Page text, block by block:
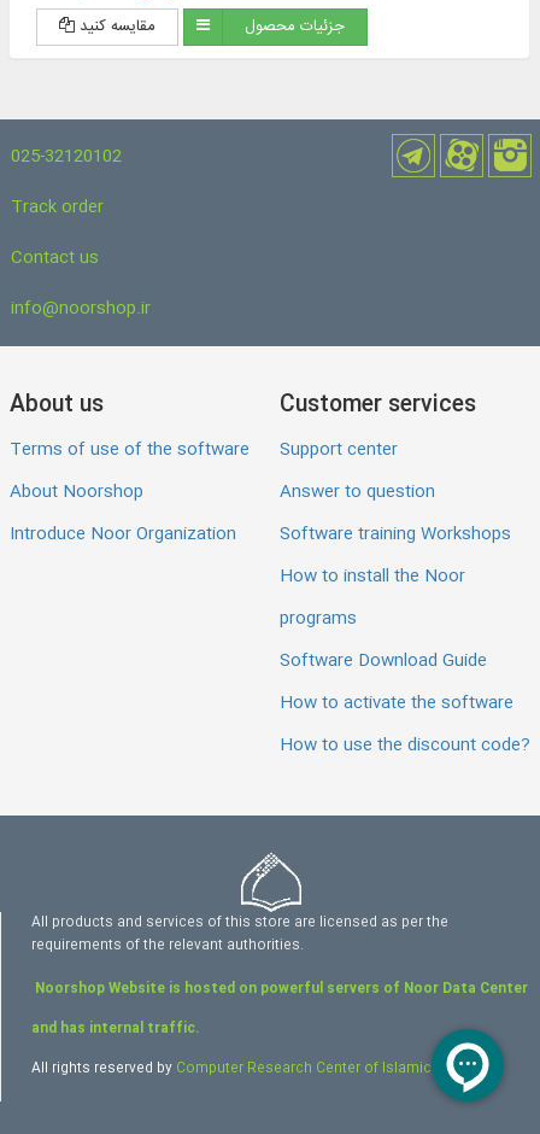
مقایسه کنید جزئیات محصول
025-32120102
Track order
Contact us
info@noorshop.ir
About us
Terms of use of the software
About Noorshop
Introduce Noor Organization
Customer services
Support center
Answer to question
Software training Workshops
How to install the Noor
programs
Software Download Guide
How to activate the software
How to use the discount code?
All products and services of this store are licensed as per the
requirements of the relevant authorities.
Noorshop Website is hosted on powerful servers of Noor Data Center
and has internal traffic.
All rights reserved by Computer Research Center of Islamic Sciences